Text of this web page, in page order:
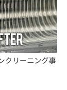
クリーニング事